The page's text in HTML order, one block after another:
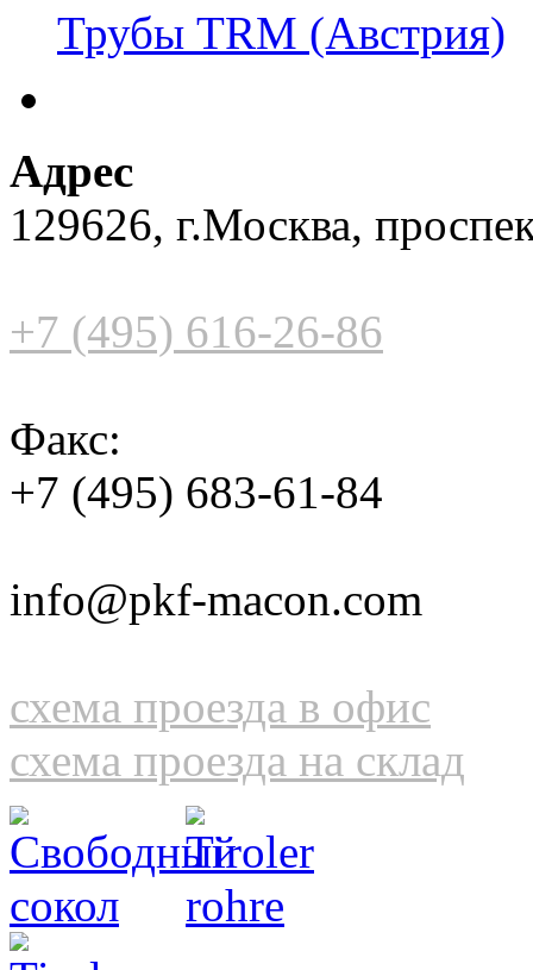
Трубы TRM (Австрия)
Адрес
129626, г.Москва,
+7 (495) 616-26-86
Факс:
+7 (495) 683-61-84
info@pkf-macon.com
схема проезда в офис
схема проезда на склад